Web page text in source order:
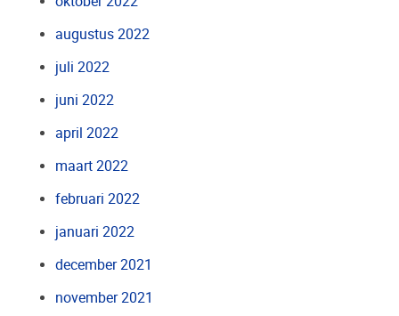
augustus 2022
juli 2022
juni 2022
april 2022
maart 2022
februari 2022
januari 2022
december 2021
november 2021